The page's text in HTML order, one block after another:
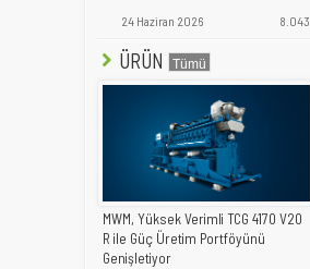
24 Haziran 2026 8.043
ÜRÜN
MWM, Yüksek Verimli TCG 4170 V20
R ile Güç Üretim Portföyünü
Genişletiyor